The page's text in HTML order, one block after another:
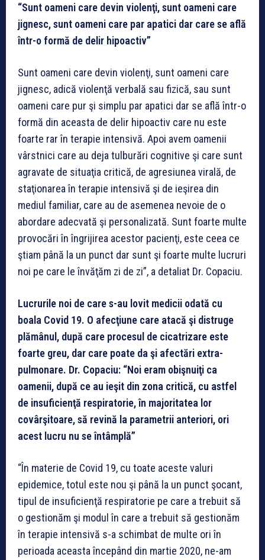
“Sunt oameni care devin violenţi, sunt oameni care
jignesc, sunt oameni care par apatici dar care se află
într-o formă de delir hipoactiv”
Sunt oameni care devin violenţi, sunt oameni care
jignesc, adică violenţă verbală sau fizică, sau sunt
oameni care pur şi simplu par apatici dar se află într-o
formă din aceasta de delir hipoactiv care nu este
foarte rar în terapie intensivă. Apoi avem oamenii
vârstnici care au deja tulburări cognitive şi care sunt
agravate de situaţia critică, de agresiunea virală, de
staţionarea în terapie intensivă şi de ieşirea din
mediul familiar, care au de asemenea nevoie de o
abordare adecvată şi personalizată. Sunt foarte multe
provocări în îngrijirea acestor pacienţi, este ceea ce
ştiam până la un punct dar sunt şi foarte multe lucruri
noi pe care le învăţăm zi de zi”, a detaliat Dr. Copaciu.
Lucrurile noi de care s-au lovit medicii odată cu
boala Covid 19. O afecţiune care atacă şi distruge
plămânul, după care procesul de cicatrizare este
foarte greu, dar care poate da şi afectări extra-
pulmonare. Dr. Copaciu: “Noi eram obişnuiţi ca
oamenii, după ce au ieşit din zona critică, cu astfel
de insuficienţă respiratorie, în majoritatea lor
covârşitoare, să revină la parametrii anteriori, ori
acest lucru nu se întâmplă”
“În materie de Covid 19, cu toate aceste valuri
epidemice, totul este nou şi până la un punct şocant,
tipul de insuficienţă respiratorie pe care a trebuit să
o gestionăm şi modul în care a trebuit să gestionăm
în terapie intensivă s-a schimbat de multe ori în
perioada aceasta începând din martie 2020, ne-am